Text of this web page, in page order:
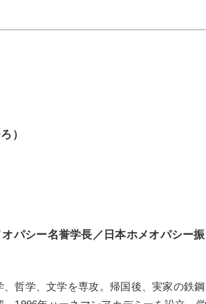
）
パシー名誉学長／日本ホメオパシー振
哲学、文学を専攻。帰国後、実家の鉄鋼